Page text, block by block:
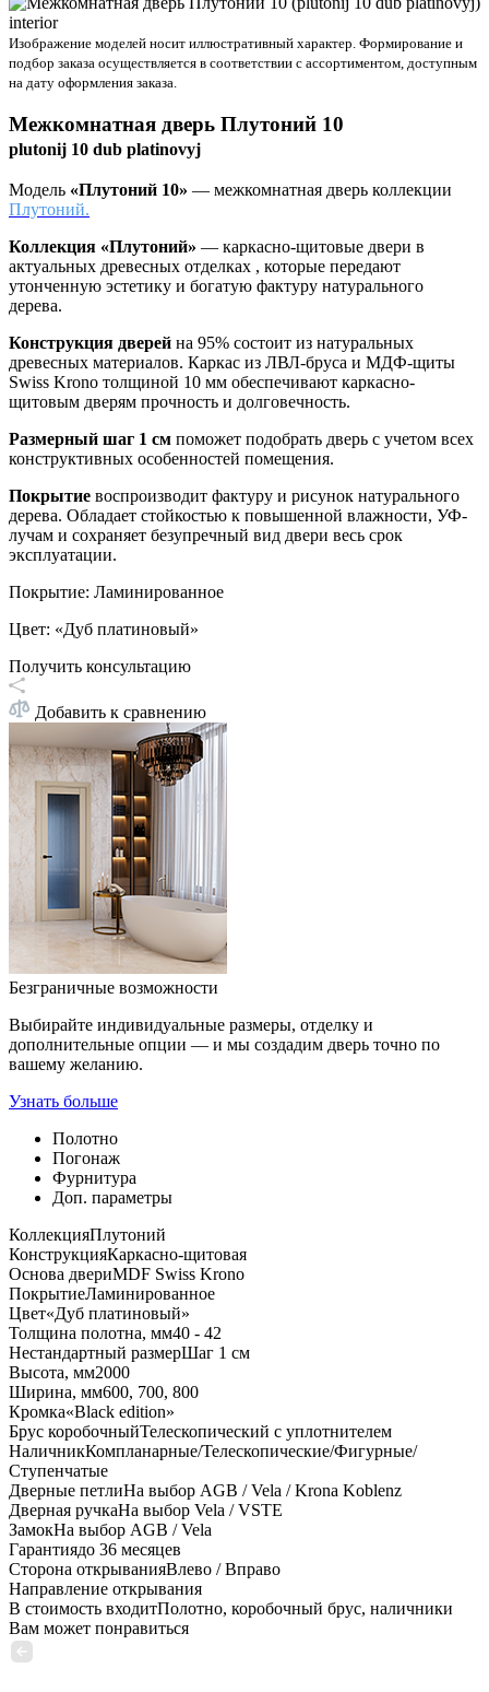
Изображение моделей носит иллюстративный характер. Формирование и
подбор заказа осуществляется в соответствии с ассортиментом, доступным
на дату оформления заказа.
Межкомнатная дверь Плутоний 10
plutonij 10 dub platinovyj
Модель «Плутоний 10» — межкомнатная дверь коллекции
Плутоний.
Коллекция «Плутоний» — каркасно-щитовые двери в
актуальных древесных отделках , которые передают
утонченную эстетику и богатую фактуру натурального
дерева.
Конструкция дверей на 95% состоит из натуральных
древесных материалов. Каркас из ЛВЛ-бруса и МДФ-щиты
Swiss Krono толщиной 10 мм обеспечивают каркасно-
щитовым дверям прочность и долговечность.
Размерный шаг 1 см поможет подобрать дверь с учетом всех
конструктивных особенностей помещения.
Покрытие воспроизводит фактуру и рисунок натурального
дерева. Обладает стойкостью к повышенной влажности, УФ-
лучам и сохраняет безупречный вид двери весь срок
эксплуатации.
Покрытие: Ламинированное
Цвет: «Дуб платиновый»
Получить консультацию
Добавить к сравнению
Безграничные возможности
Выбирайте индивидуальные размеры, отделку и
дополнительные опции — и мы создадим дверь точно по
вашему желанию.
Узнать больше
Полотно
Погонаж
Фурнитура
Доп. параметры
КоллекцияПлутоний
КонструкцияКаркасно-щитовая
Основа двериMDF Swiss Krono
ПокрытиеЛаминированное
Цвет«Дуб платиновый»
Толщина полотна, мм40 - 42
Нестандартный размерШаг 1 см
Высота, мм2000
Ширина, мм600, 700, 800
Кромка«Black edition»
Брус коробочныйТелескопический с уплотнителем
НаличникКомпланарные/Телескопические/Фигурные/
Ступенчатые
Дверные петлиНа выбор AGB / Vela / Krona Koblenz
Дверная ручкаНа выбор Vela / VSTE
ЗамокНа выбор AGB / Vela
Гарантиядо 36 месяцев
Сторона открыванияВлево / Вправо
Направление открывания
В стоимость входитПолотно, коробочный брус, наличники
Вам может понравиться